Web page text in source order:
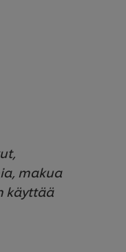
makua
käyttää